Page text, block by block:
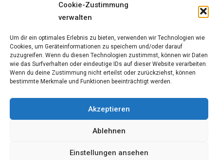
Cookie-Zustimmung
verwalten
Um dir ein optimales Erlebnis zu bieten, verwenden wir Technologien wie
Cookies, um Geräteinformationen zu speichern und/oder darauf
zuzugreifen. Wenn du diesen Technologien zustimmst, können wir Daten
wie das Surfverhalten oder eindeutige IDs auf dieser Website verarbeiten.
Wenn du deine Zustimmung nicht erteilst oder zurückziehst, können
bestimmte Merkmale und Funktionen beeinträchtigt werden.
Akzeptieren
Ablehnen
Einstellungen ansehen
AktienbewertungClinuvel
Clinuvel PharmaceuticalsDCF
Digitale Strategie Discounted Cash floweBook Fair KBV Fair KGV
Kelly Kriterium KGV MethodikMultiples NemetschekNews
PortfoliomanagementReverse DCF Reverse KGVseekingalpha
Value Investing